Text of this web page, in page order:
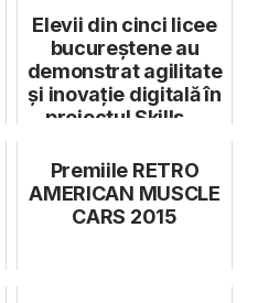
Elevii din cinci licee
bucureștene au
demonstrat agilitate
și inovație digitală în
proiectul Skills ...
Premiile RETRO
AMERICAN MUSCLE
CARS 2015